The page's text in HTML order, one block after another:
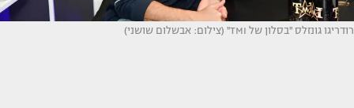
רודריגו גונזלס ''בסלון של TMI'' (צילום: אבשלום שושני)